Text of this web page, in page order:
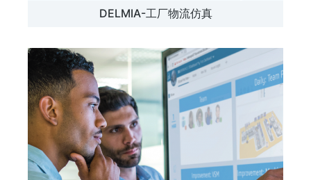
DELMIA-工厂物流仿真